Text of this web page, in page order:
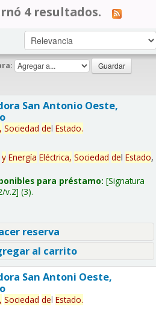
4 resultados.
San Antonio Oeste,
Sociedad del Estado.
y Energía Eléctrica, Sociedad del Estado,
para préstamo: Signatura
v.2 (3).
reserva
al carrito
San Antoni Oeste,
Sociedad del Estado.